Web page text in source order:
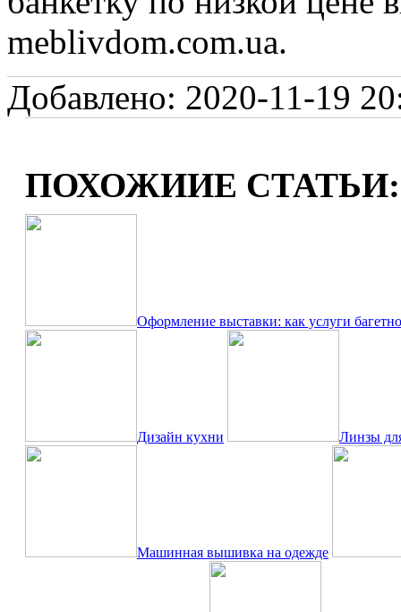
meblivdom.com.ua.
Добавлено: 2020-11-19
ПОХОЖИИЕ СТАТЬИ:
Оформление выставки: как услуги
Дизайн кухни Линзы
Машинная вышивка на одежде